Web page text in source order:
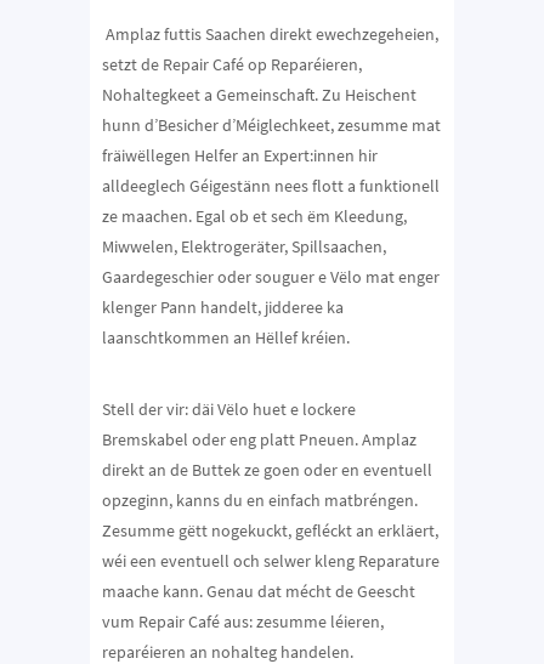
Amplaz futtis Saachen direkt ewechzegeheien,
setzt de Repair Café op Reparéieren,
Nohaltegkeet a Gemeinschaft. Zu Heischent
hunn d’Besicher d’Méiglechkeet, zesumme mat
fräiwëllegen Helfer an Expert:innen hir
alldeeglech Géigestänn nees flott a funktionell
ze maachen. Egal ob et sech ëm Kleedung,
Miwwelen, Elektrogeräter, Spillsaachen,
Gaardegeschier oder souguer e Vëlo mat enger
klenger Pann handelt, jidderee ka
laanschtkommen an Hëllef kréien.
Stell der vir: däi Vëlo huet e lockere
Bremskabel oder eng platt Pneuen. Amplaz
direkt an de Buttek ze goen oder en eventuell
opzeginn, kanns du en einfach matbréngen.
Zesumme gëtt nogekuckt, gefléckt an erkläert,
wéi een eventuell och selwer kleng Reparature
maache kann. Genau dat mécht de Geescht
vum Repair Café aus: zesumme léieren,
reparéieren an nohalteg handelen.